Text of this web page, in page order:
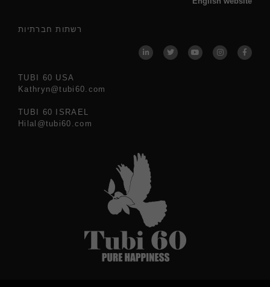
רשתות חברתיות
TUBI 60 USA
Kathryn@tubi60.com
TUBI 60 ISRAEL
Hilal@tubi60.com